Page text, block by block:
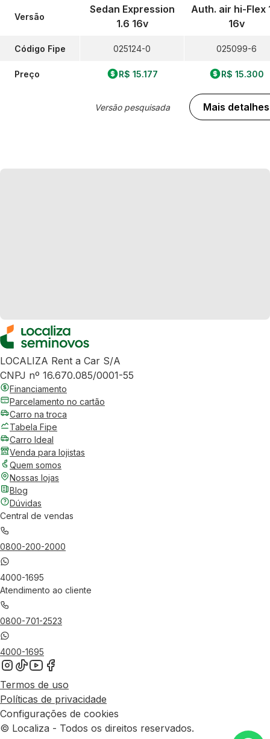
Versão
Código Fipe
Preço
Sedan Expression
1.6 16v
025124-0
R$ 15.177
Versão pesquisada
Auth. air hi-Flex
16v
025099-6
R$ 15.300
Mais detalhes
LOCALIZA Rent a Car S/A
CNPJ nº 16.670.085/0001-55
Financiamento
Parcelamento no cartão
Carro na troca
Tabela Fipe
Carro Ideal
Venda para lojistas
Quem somos
Nossas lojas
Blog
Dúvidas
Central de vendas
0800-200-2000
4000-1695
Atendimento ao cliente
0800-701-2523
4000-1695
Termos de uso
Políticas de privacidade
Configurações de cookies
© Localiza - Todos os direitos reservados.